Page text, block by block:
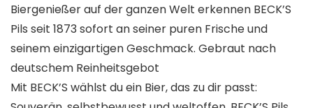
Biergenießer auf der ganzen Welt erkennen BECK’S
Pils seit 1873 sofort an seiner puren Frische und
seinem einzigartigen Geschmack. Gebraut nach
deutschem Reinheitsgebot
Mit BECK’S wählst du ein Bier, das zu dir passt: